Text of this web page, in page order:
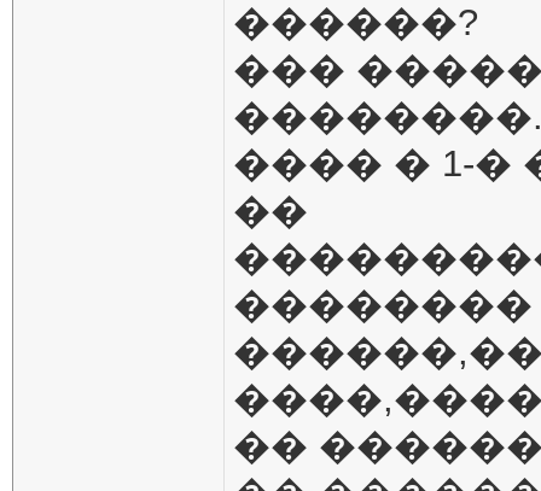
������?
���
���� � 1-
��
��������
��